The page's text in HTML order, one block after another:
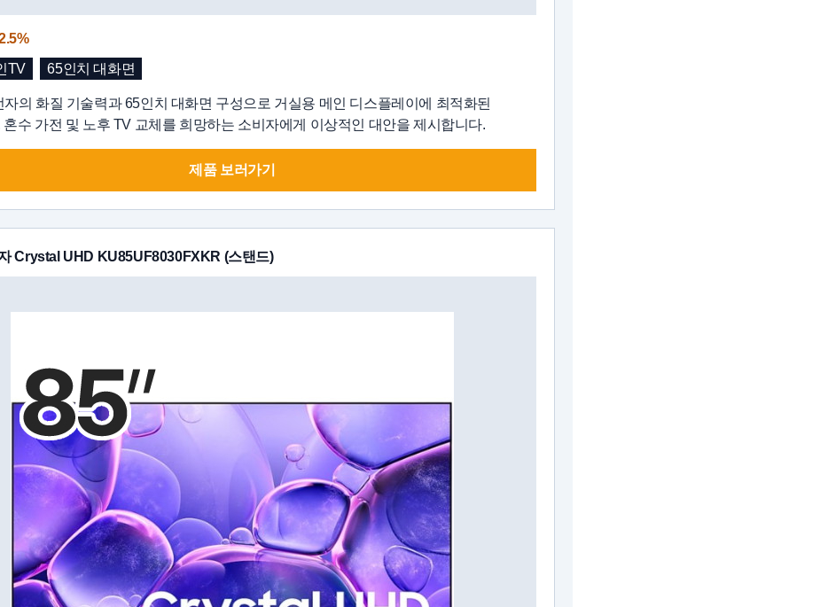
TV
65인치 대화면
자의 화질 기술력과 65인치 대화면 구성으로 거실용 메인 디스플레이에 최적화된
수 가전 및 노후 TV 교체를 희망하는 소비자에게 이상적인 대안을 제시합니다.
제품 보러가기
Crystal UHD KU85UF8030FXKR (스탠드)